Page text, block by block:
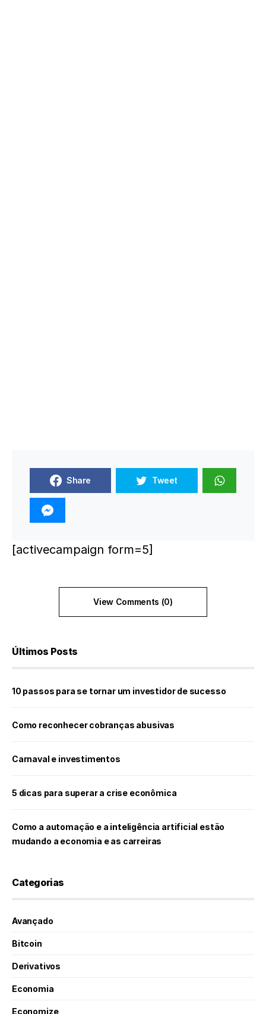
Share Tweet
[activecampaign form=5]
View Comments (0)
Últimos Posts
10 passos para se tornar um investidor de sucesso
Como reconhecer cobranças abusivas
Carnaval e investimentos
5 dicas para superar a crise econômica
Como a automação e a inteligência artificial estão
mudando a economia e as carreiras
Categorias
Avançado
Bitcoin
Derivativos
Economia
Economize